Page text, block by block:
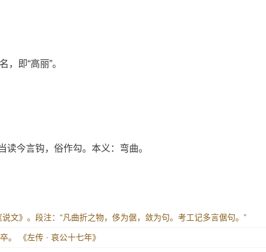
，即“高丽”。
读今言钩，俗作勾。本义：弯曲。
说文》。段注：“凡曲折之物，侈为倨，敛为句。考工记多言倨句。”
卒。 《左传 · 哀公十七年》